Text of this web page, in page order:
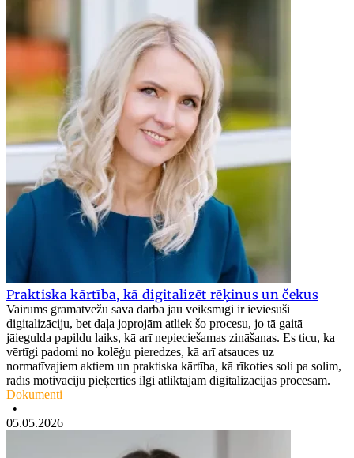
Praktiska kārtība, kā digitalizēt rēķinus un čekus
Vairums grāmatvežu savā darbā jau veiksmīgi ir ieviesuši
digitalizāciju, bet daļa joprojām atliek šo procesu, jo tā gaitā
jāiegulda papildu laiks, kā arī nepieciešamas zināšanas. Es ticu, ka
vērtīgi padomi no kolēģu pieredzes, kā arī atsauces uz
normatīvajiem aktiem un praktiska kārtība, kā rīkoties soli pa solim,
radīs motivāciju pieķerties ilgi atliktajam digitalizācijas procesam.
Dokumenti
•
05.05.2026